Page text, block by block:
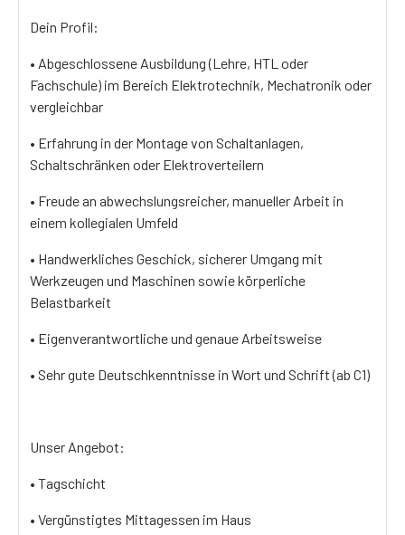
Dein Profil:
• Abgeschlossene Ausbildung (Lehre, HTL oder
Fachschule) im Bereich Elektrotechnik, Mechatronik oder
vergleichbar
• Erfahrung in der Montage von Schaltanlagen,
Schaltschränken oder Elektroverteilern
• Freude an abwechslungsreicher, manueller Arbeit in
einem kollegialen Umfeld
• Handwerkliches Geschick, sicherer Umgang mit
Werkzeugen und Maschinen sowie körperliche
Belastbarkeit
• Eigenverantwortliche und genaue Arbeitsweise
• Sehr gute Deutschkenntnisse in Wort und Schrift (ab C1)
Unser Angebot:
• Tagschicht
• Vergünstigtes Mittagessen im Haus